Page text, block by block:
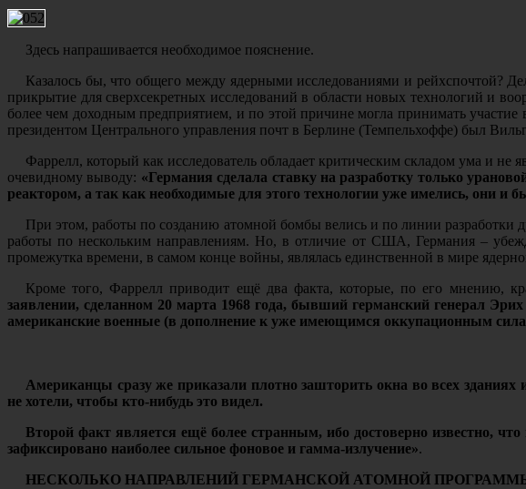
Здесь напрашивается необходимое пояснение.
Казалось бы, что общего между ядерными исследованиями и рейхспочтой?
прикрытие для сверхсекретных исследований в области новых технологий и
более чем доходным предприятием, и по этой причине могла принимать
президентом Центрального управления почт в Берлине (Темпельхоффе) был
Фаррелл, который как исследователь обладает критическим складом ума и
очевидному выводу: «Германия сделала ставку на разработку только
реактором, а так как необходимые для этого технологии уже имелись, они
При этом, работы по созданию атомной бомбы велись и по линии разработки
работы по нескольким направлениям. Но, в отличие от США, Германия –
промежутка времени, в самом конце войны, являлась единственной в мире
Кроме того, Фаррелл приводит ещё два факта, которые, по его мнению,
заявлении, сделанном 20 марта 1968 года, бывший германский генерал
американские военные (в дополнение к уже имеющимся оккупационным
Американцы сразу же приказали плотно зашторить окна во всех
не хотели, чтобы кто-нибудь это видел.
Второй факт является ещё более странным, ибо достоверно известно,
зафиксировано наиболее сильное фоновое и гамма-излучение».
НЕСКОЛЬКО НАПРАВЛЕНИЙ ГЕРМАНСКОЙ АТОМНОЙ